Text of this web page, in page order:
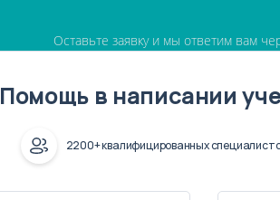
Оставьте заявку и мы ответим вам
Помощь в написании
2200+ квалифицированных